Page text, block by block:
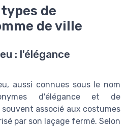
de
de ville
: l'élégance
aussi connues sous le nom
d'élégance et de
associé aux costumes
par son laçage fermé. Selon